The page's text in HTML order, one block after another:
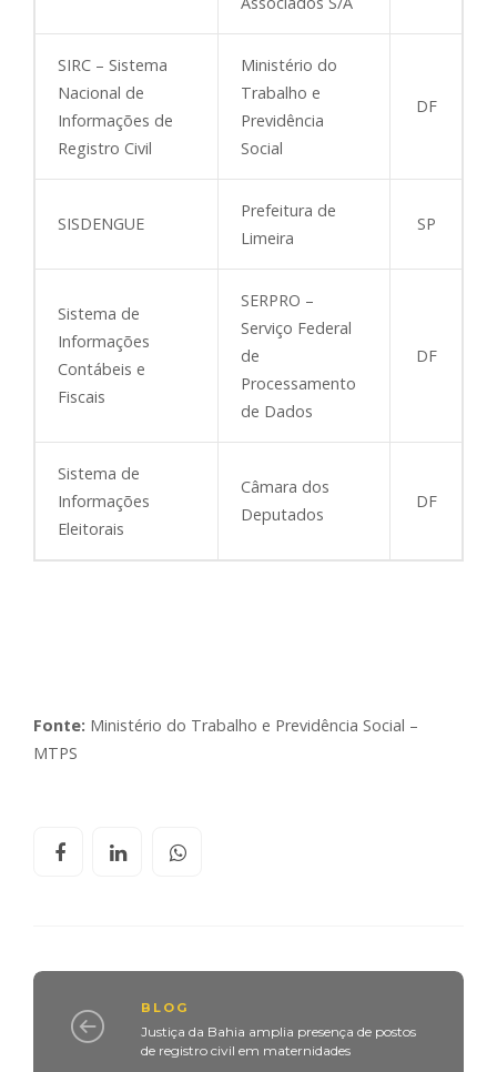
SIRC – Sistema
Nacional de
Informações de
Registro Civil
Ministério do
Trabalho e
Previdência
Social
DF
SISDENGUE
Prefeitura de
Limeira
SP
Sistema de
Informações
Contábeis e
Fiscais
SERPRO –
Serviço Federal
de
Processamento
de Dados
DF
Sistema de
Informações
Eleitorais
Câmara dos
Deputados
DF
Fonte: Ministério do Trabalho e Previdência Social –
MTPS
BLOG
Justiça da Bahia amplia presença de postos
de registro civil em maternidades